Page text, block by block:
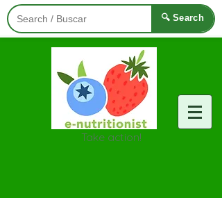
🔍 Search
Take action!